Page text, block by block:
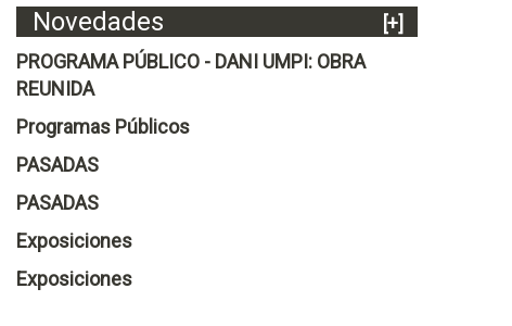
Novedades
[+]
PROGRAMA PÚBLICO - DANI UMPI: OBRA
REUNIDA
Programas Públicos
PASADAS
PASADAS
Exposiciones
Exposiciones